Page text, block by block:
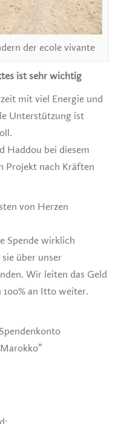
der ecole vivante
ist sehr wichtig
mit viel Energie und
Unterstützung ist
Haddou bei diesem
Projekt nach Kräften
von Herzen
Spende wirklich
über unser
Wir leiten das Geld
an Itto weiter.